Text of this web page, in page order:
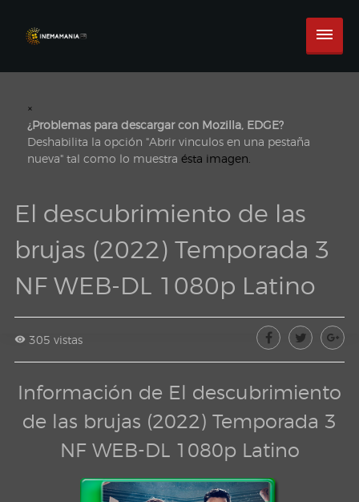
×
¿Problemas para descargar con Mozilla, EDGE?
Deshabilita la opción "Abrir vinculos en una pestaña
nueva" tal como lo muestra ésta imagen.
El descubrimiento de las
brujas (2022) Temporada 3
NF WEB-DL 1080p Latino
305 vistas
Información de El descubrimiento
de las brujas (2022) Temporada 3
NF WEB-DL 1080p Latino